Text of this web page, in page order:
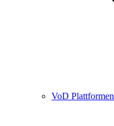
VoD Plattformen